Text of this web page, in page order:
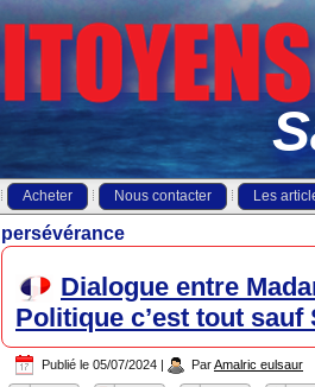
Acheter Nous contacter Les
persévérance
Dialogue entre
Politique c’est tout sauf
Publié le 05/07/2024 | ParAmalric eulsaur